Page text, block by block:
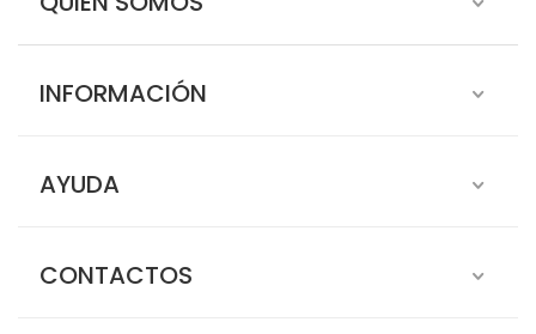
INFORMACIÓN
AYUDA
CONTACTOS